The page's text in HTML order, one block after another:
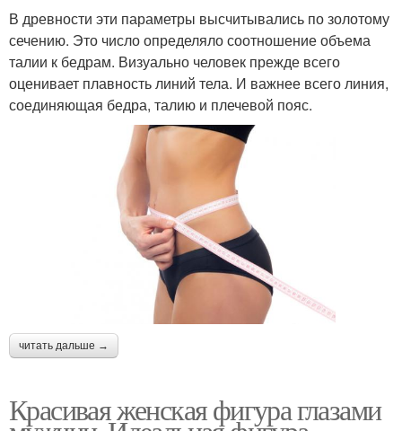
В древности эти параметры высчитывались по золотому
сечению. Это число определяло соотношение объема
талии к бедрам. Визуально человек прежде всего
оценивает плавность линий тела. И важнее всего линия,
соединяющая бедра, талию и плечевой пояс.
читать дальше →
Красивая женская фигура глазами